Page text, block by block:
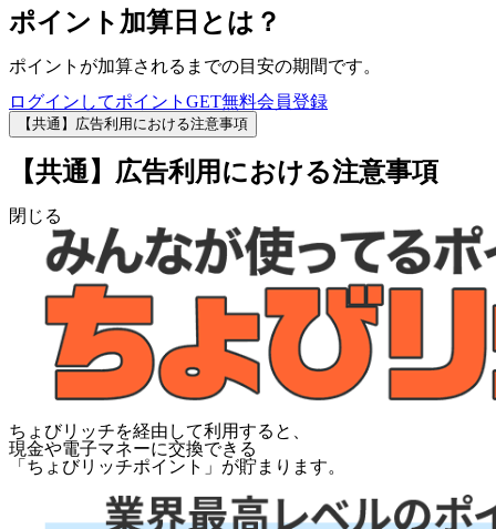
ポイント加算日とは？
ポイントが加算されるまでの目安の期間です。
ログインしてポイントGET無料会員登録
【共通】広告利用における注意事項
【共通】広告利用における注意事項
閉じる
ちょびリッチを経由して利用すると、
現金や電子マネーに交換できる
「 ちょびリッチポイント 」が貯まります。